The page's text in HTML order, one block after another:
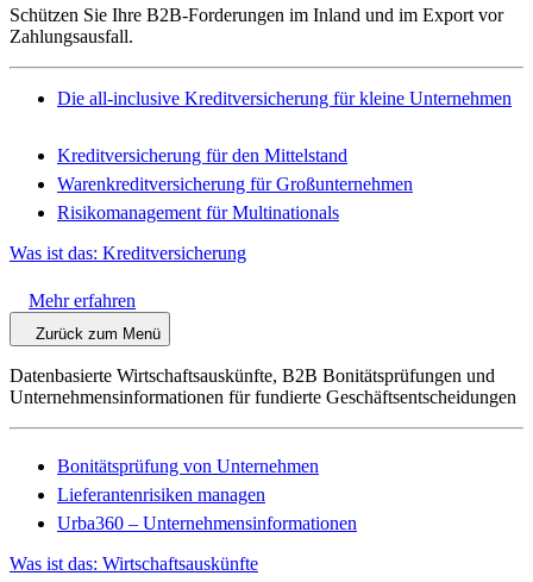
Schützen Sie Ihre B2B-Forderungen im Inland und im Export vor
Zahlungsausfall.
Die all-inclusive Kreditversicherung für kleine Unternehmen
Kreditversicherung für den Mittelstand
Warenkreditversicherung für Großunternehmen
Risikomanagement für Multinationals
Was ist das: Kreditversicherung
Mehr erfahren
Zurück zum Menü
Datenbasierte Wirtschaftsauskünfte, B2B Bonitätsprüfungen und
Unternehmensinformationen für fundierte Geschäftsentscheidungen
Bonitätsprüfung von Unternehmen
Lieferantenrisiken managen
Urba360 – Unternehmensinformationen
Was ist das: Wirtschaftsauskünfte